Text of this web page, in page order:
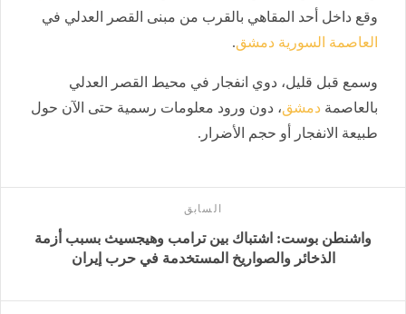
وقع داخل أحد المقاهي بالقرب من مبنى القصر العدلي في
العاصمة السورية دمشق.
وسمع قبل قليل، دوي انفجار في محيط القصر العدلي
بالعاصمة دمشق، دون ورود معلومات رسمية حتى الآن حول
طبيعة الانفجار أو حجم الأضرار.
السابق
واشنطن بوست: اشتباك بين ترامب وهيجسيث بسبب أزمة
الذخائر والصواريخ المستخدمة في حرب إيران